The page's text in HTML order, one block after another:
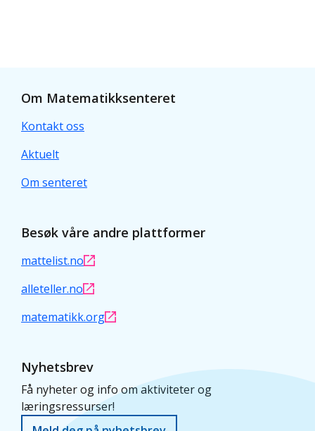
Om Matematikksenteret
Kontakt oss
Aktuelt
Om senteret
Besøk våre andre plattformer
mattelist.no
alleteller.no
matematikk.org
Nyhetsbrev
Få nyheter og info om aktiviteter og
læringsressurser!